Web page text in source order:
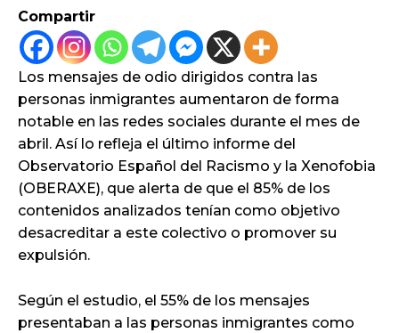
Compartir
Los mensajes de odio dirigidos contra las
personas inmigrantes aumentaron de forma
notable en las redes sociales durante el mes de
abril. Así lo refleja el último informe del
Observatorio Español del Racismo y la Xenofobia
(OBERAXE), que alerta de que el 85% de los
contenidos analizados tenían como objetivo
desacreditar a este colectivo o promover su
expulsión.
Según el estudio, el 55% de los mensajes
presentaban a las personas inmigrantes como